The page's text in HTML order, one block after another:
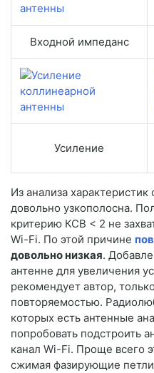
Входной импеданс
Усиление
Из анализа характеристик
довольно узкополосна.
критерию КСВ < 2 не
Wi-Fi. По этой причине
довольно низкая.
антенне для увеличения
рекомендует автор,
повторяемостью.
которых есть антенные
попробовать подстроить
канал Wi-Fi. Проще всего
сжимая фазирующие